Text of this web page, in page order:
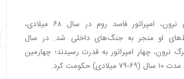
پس از خودکشی نرون، امپراتور فاسد روم در سال ۶۸ میلادی،
او منجر به جنگ‌های داخلی شد. در سال
نرون، چهار امپراتور به قدرت رسیدند؛ چهارمین
حکومت کرد.